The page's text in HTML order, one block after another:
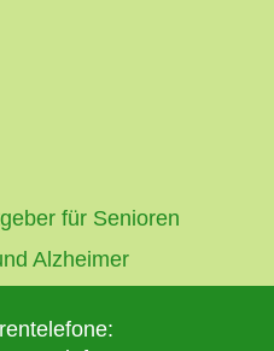
für Senioren
Alzheimer